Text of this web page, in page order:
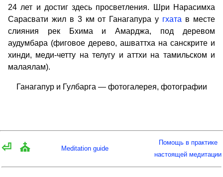
24 лет и достиг здесь просветления. Шри Нарасимха
Сарасвати жил в 3 км от Ганагапура у гхата в месте
слияния рек Бхима и Амарджа, под деревом
аудумбара (фиговое дерево, ашваттха на санскрите и
хинди, меди-четту на телугу и аттхи на тамильском и
малаялам).
Ганагапур и Гулбарга — фотогалерея, фотографии
⏎ ⛪ Meditation guide
Помощь в практике
настоящей медитации